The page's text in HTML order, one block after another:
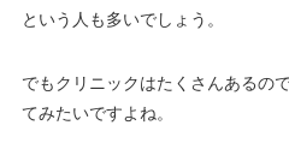
という人も多いでしょう。
でもクリニックはたくさんあるの
てみたいですよね。